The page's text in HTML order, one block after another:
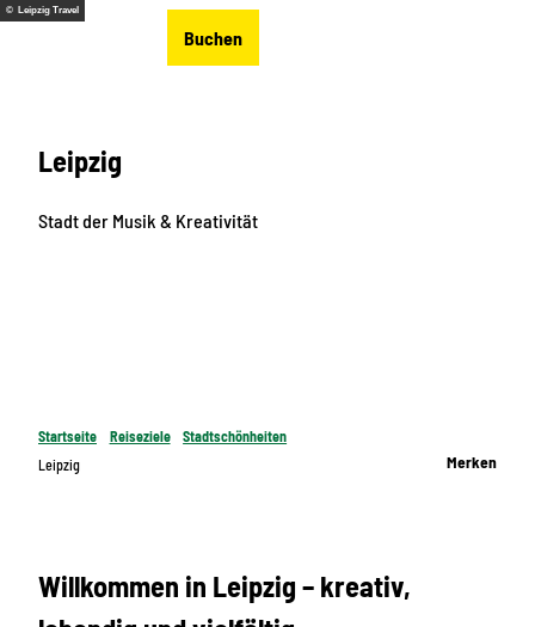
Z
Buchen
© Leipzig Travel
Leipzig
Stadt der Musik & Kreativität
Startseite Reiseziele
Stadtschönheiten
Leipzig
Merken
Willkommen in Leipzig – kreativ,